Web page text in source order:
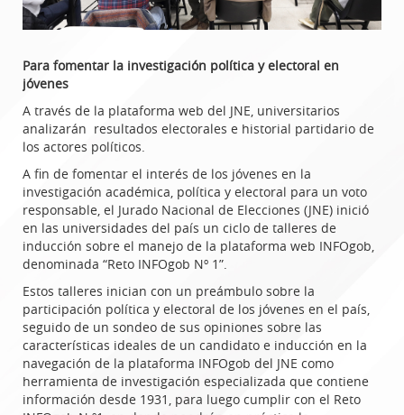
Para fomentar la investigación política y electoral en
jóvenes
A través de la plataforma web del JNE, universitarios
analizarán resultados electorales e historial partidario de
los actores políticos.
A fin de fomentar el interés de los jóvenes en la
investigación académica, política y electoral para un voto
responsable, el Jurado Nacional de Elecciones (JNE) inició
en las universidades del país un ciclo de talleres de
inducción sobre el manejo de la plataforma web INFOgob,
denominada “Reto INFOgob Nº 1”.
Estos talleres inician con un preámbulo sobre la
participación política y electoral de los jóvenes en el país,
seguido de un sondeo de sus opiniones sobre las
características ideales de un candidato e inducción en la
navegación de la plataforma INFOgob del JNE como
herramienta de investigación especializada que contiene
información desde 1931, para luego cumplir con el Reto